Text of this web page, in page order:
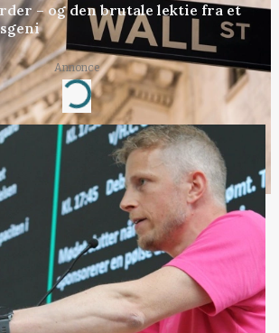
– og den brutale lektie fra et
Annonce
Loading...